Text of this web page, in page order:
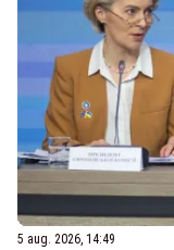
5 aug. 2026, 14:49